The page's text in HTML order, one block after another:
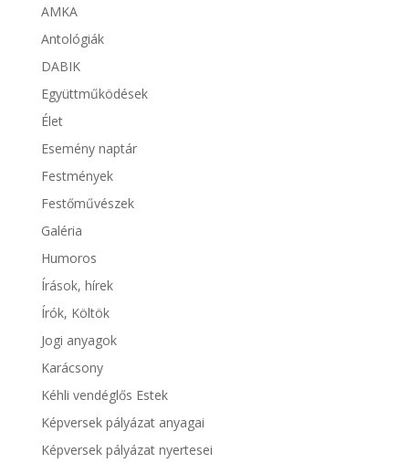
AMKA
Antológiák
DABIK
Együttműködések
Élet
Esemény naptár
Festmények
Festőművészek
Galéria
Humoros
Írások, hírek
Írók, Költök
Jogi anyagok
Karácsony
Kéhli vendéglős Estek
Képversek pályázat anyagai
Képversek pályázat nyertesei